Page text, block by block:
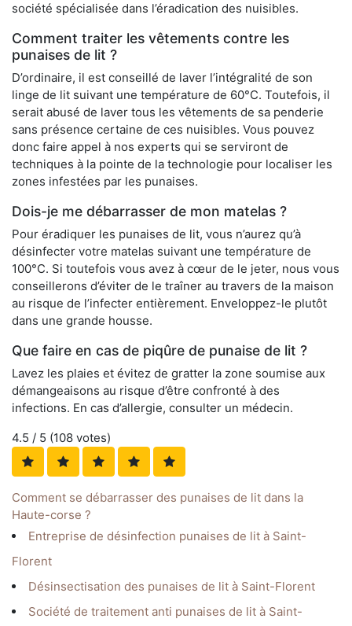
société spécialisée dans l’éradication des nuisibles.
Comment traiter les vêtements contre les
punaises de lit ?
D’ordinaire, il est conseillé de laver l’intégralité de son
linge de lit suivant une température de 60°C. Toutefois, il
serait abusé de laver tous les vêtements de sa penderie
sans présence certaine de ces nuisibles. Vous pouvez
donc faire appel à nos experts qui se serviront de
techniques à la pointe de la technologie pour localiser les
zones infestées par les punaises.
Dois-je me débarrasser de mon matelas ?
Pour éradiquer les punaises de lit, vous n’aurez qu’à
désinfecter votre matelas suivant une température de
100°C. Si toutefois vous avez à cœur de le jeter, nous vous
conseillerons d’éviter de le traîner au travers de la maison
au risque de l’infecter entièrement. Enveloppez-le plutôt
dans une grande housse.
Que faire en cas de piqûre de punaise de lit ?
Lavez les plaies et évitez de gratter la zone soumise aux
démangeaisons au risque d’être confronté à des
infections. En cas d’allergie, consulter un médecin.
4.5 / 5 (108 votes)
Comment se débarrasser des punaises de lit dans la
Haute-corse ?
Entreprise de désinfection punaises de lit à Saint-
Florent
Désinsectisation des punaises de lit à Saint-Florent
Société de traitement anti punaises de lit à Saint-